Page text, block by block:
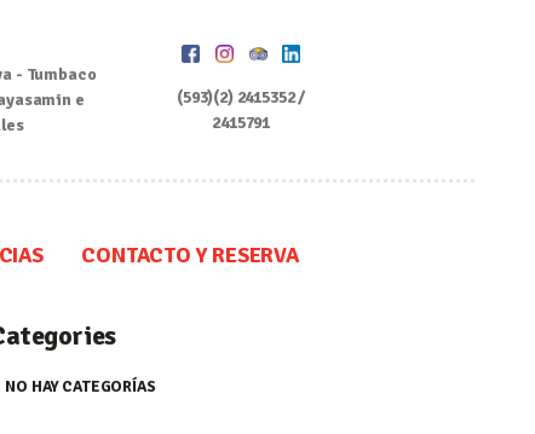
- Tumbaco
e
(593)(2) 2415352 /
2415791
CONTACTO Y RESERVA
NO HAY CATEGORÍAS